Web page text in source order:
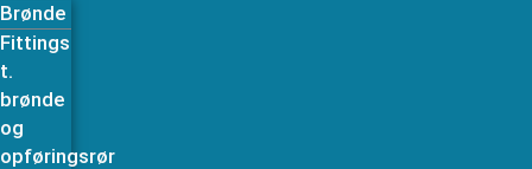
Brønde
Fittings
t.
brønde
og
opføringsrør